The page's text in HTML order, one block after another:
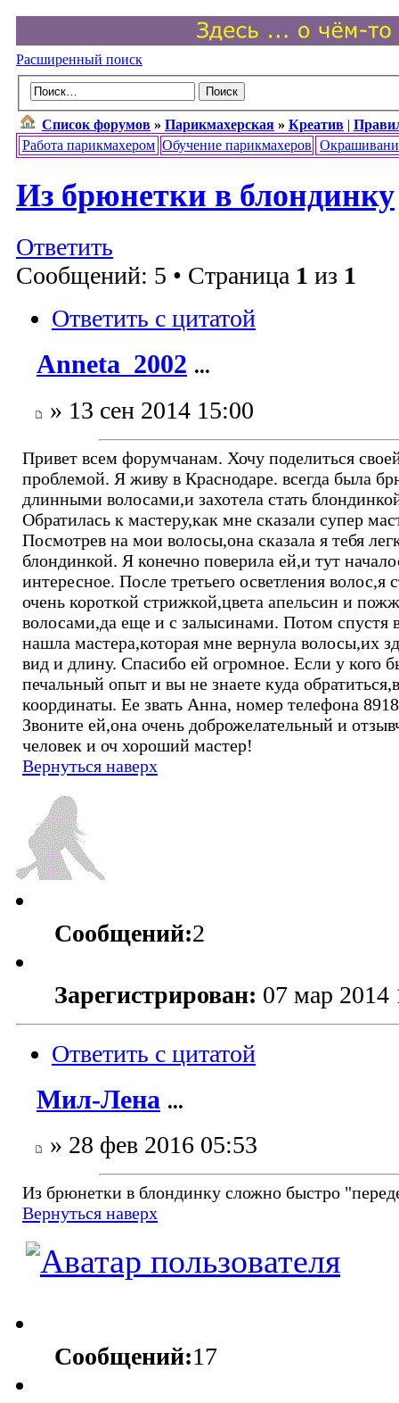
Расширенный поиск
Список форумов » Парикмахерская » Креатив |
Работа парикмахером Обучение парикмахеров
Из брюнетки в блондинку
Ответить
Сообщений: 5 • Страница 1 из 1
Ответить с цитатой
Anneta_2002 ...
» 13 сен 2014 15:00
Привет всем форумчанам. Хочу поделиться
проблемой. Я живу в Краснодаре. всегда была
длинными волосами,и захотела стать
Обратилась к мастеру,как мне сказали супер
Посмотрев на мои волосы,она сказала я тебя
блондинкой. Я конечно поверила ей,и тут
интересное. После третьего осветления волос,я
очень короткой стрижкой,цвета апельсин и
волосами,да еще и с залысинами. Потом спустя
нашла мастера,которая мне вернула волосы,их
вид и длину. Спасибо ей огромное. Если у кого
печальный опыт и вы не знаете куда
координаты. Ее звать Анна, номер телефона
Звоните ей,она очень доброжелательный и
человек и оч хороший мастер!
Вернуться наверх
Сообщений:2
Зарегистрирован: 07 мар 2014
Ответить с цитатой
Мил-Лена ...
» 28 фев 2016 05:53
Из брюнетки в блондинку сложно быстро
Вернуться наверх
Сообщений:17